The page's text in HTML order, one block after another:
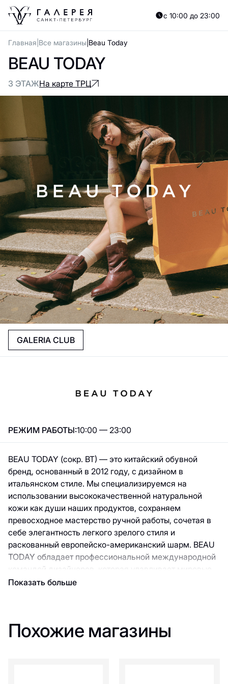
с 10:00 до 23:00
Главная Все магазины Beau Today
BEAU TODAY
3 ЭТАЖНа карте ТРЦ
GALERIA CLUB
РЕЖИМ РАБОТЫ:10:00 — 23:00
BEAU TODAY (сокр. BT) — это китайский обувной
бренд, основанный в 2012 году, с дизайном в
итальянском стиле. Мы специализируемся на
использовании высококачественной натуральной
кожи как души наших продуктов, сохраняем
превосходное мастерство ручной работы, сочетая в
себе элегантность легкого зрелого стиля и
раскованный европейско-американский шарм. BEAU
TODAY обладает профессиональной международной
командой дизайнеров, которая улавливает мировые
тенденции и воплощает их в новых коллекциях.
не только модному внешнему виду, но и тому, как
Показать больше
Похожие магазины